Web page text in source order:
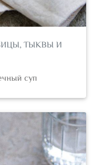
ТЫКВЫ И
суп